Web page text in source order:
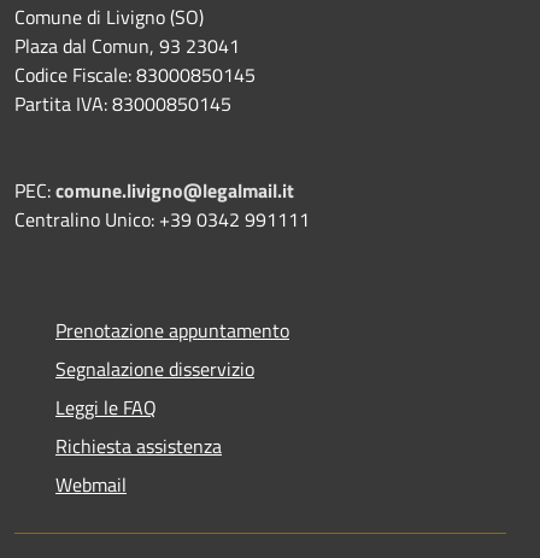
Comune di Livigno (SO)
Plaza dal Comun, 93 23041
Codice Fiscale: 83000850145
Partita IVA: 83000850145
PEC:comune.livigno@legalmail.it
Centralino Unico: +39 0342 991111
Prenotazione appuntamento
Segnalazione disservizio
Leggi le FAQ
Richiesta assistenza
Webmail